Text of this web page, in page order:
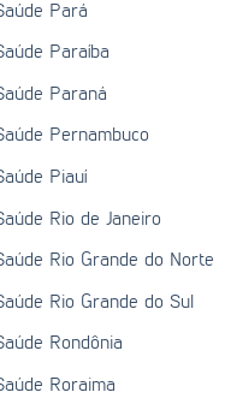
Pará
Paraíba
Paraná
Pernambuco
Piauí
Rio de Janeiro
Rio Grande do Norte
Rio Grande do Sul
Rondônia
Roraima